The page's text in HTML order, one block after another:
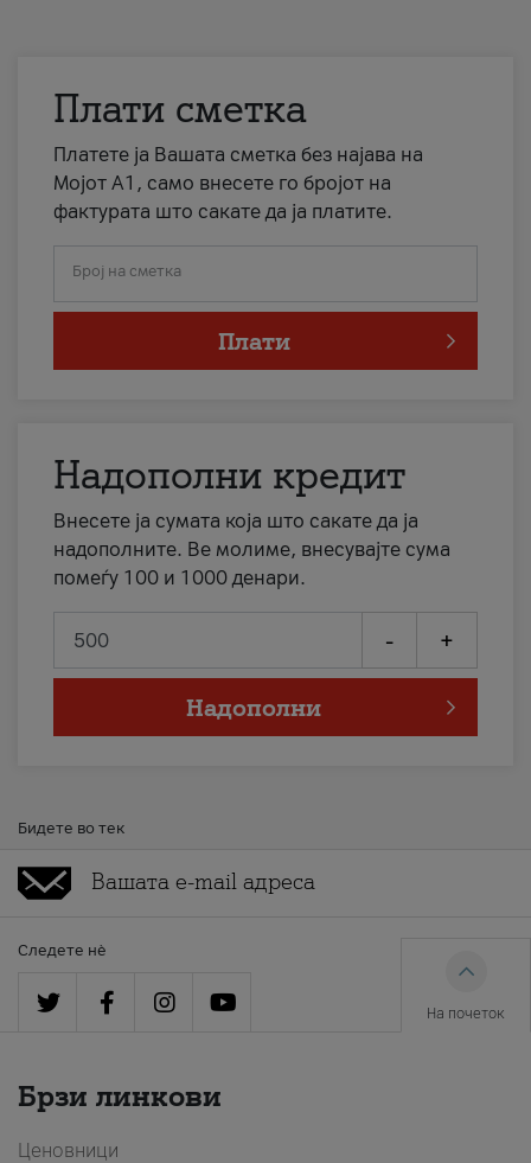
Плати сметка
Платете ја Вашата сметка без најава на
Мојот А1, само внесете го бројот на
фактурата што сакате да ја платите.
Број на сметка
Плати
Надополни кредит
Внесете ја сумата која што сакате да ја
надополните. Ве молиме, внесувајте сума
помеѓу 100 и 1000 денари.
- +
Надополни
Бидете во тек
Следете нè
На почеток
Брзи линкови
Ценовници